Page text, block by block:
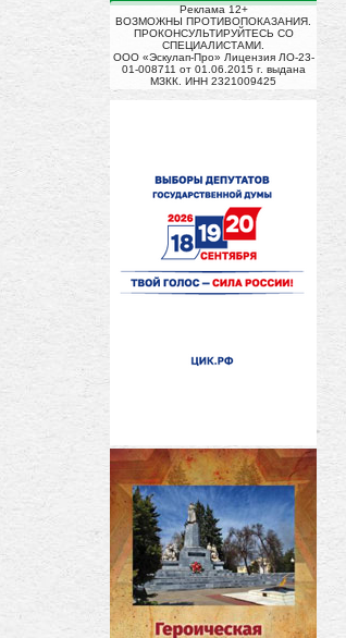
Реклама 12+
ВОЗМОЖНЫ ПРОТИВОПОКАЗАНИЯ.
ПРОКОНСУЛЬТИРУЙТЕСЬ СО
СПЕЦИАЛИСТАМИ.
ООО «Эскулап-Про» Лицензия ЛО-23-
01-008711 от 01.06.2015 г. выдана
МЗКК. ИНН 2321009425